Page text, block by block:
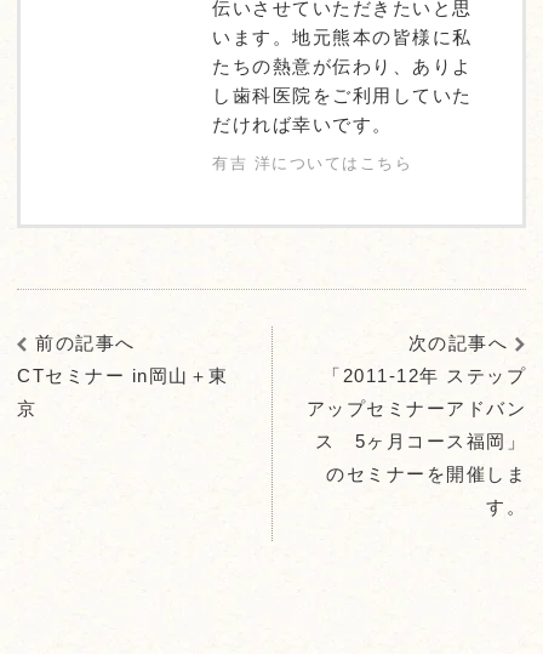
伝いさせていただきたいと思
います。地元熊本の皆様に私
たちの熱意が伝わり、ありよ
し歯科医院をご利用していた
だければ幸いです。
有吉 洋についてはこちら
前の記事へ
CTセミナー in岡山＋東
京
次の記事へ
「2011-12年 ステップ
アップセミナーアドバン
ス 5ヶ月コース福岡」
のセミナーを開催しま
す。